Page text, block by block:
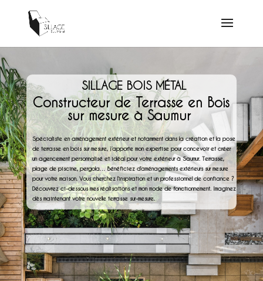
SILLAGE BOIS MÉTAL
Constructeur de Terrasse en Bois
sur mesure à Saumur
Spécialiste en aménagement extérieur et notamment dans la création et la pose
de terrasse en bois sur mesure, j’apporte mon expertise pour concevoir et créer
un agencement personnalisé et idéal pour votre extérieur à Saumur. Terrasse,
plage de piscine, pergola… Bénéficiez d’aménagements extérieurs sur mesure
pour votre maison. Vous cherchez l’inspiration et un professionnel de confiance ?
Découvrez ci-dessous mes réalisations et mon mode de fonctionnement. Imaginez
dès maintenant votre nouvelle terrasse sur-mesure.